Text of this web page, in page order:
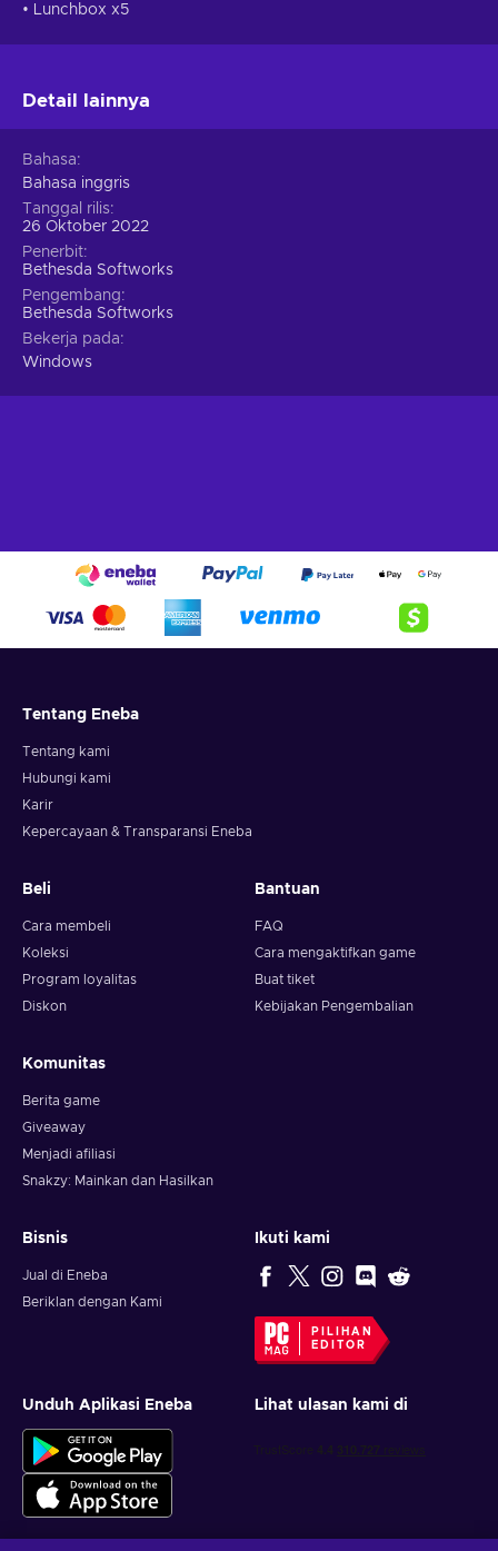
• Lunchbox x5
Detail lainnya
Bahasa
Bahasa inggris
Tanggal rilis
26 Oktober 2022
Penerbit
Bethesda Softworks
Pengembang
Bethesda Softworks
Bekerja pada
Windows
Tentang Eneba
Tentang kami
Hubungi kami
Karir
Kepercayaan & Transparansi Eneba
Beli
Cara membeli
Koleksi
Program loyalitas
Diskon
Bantuan
FAQ
Cara mengaktifkan game
Buat tiket
Kebijakan Pengembalian
Komunitas
Berita game
Giveaway
Menjadi afiliasi
Snakzy: Mainkan dan Hasilkan
Bisnis
Jual di Eneba
Beriklan dengan Kami
Ikuti kami
PILIHAN
EDITOR
Unduh Aplikasi Eneba Lihat ulasan kami di